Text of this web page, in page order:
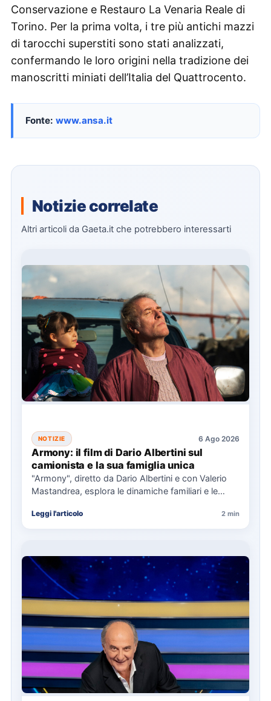
Conservazione e Restauro La Venaria Reale di
Torino. Per la prima volta, i tre più antichi mazzi
di tarocchi superstiti sono stati analizzati,
confermando le loro origini nella tradizione dei
manoscritti miniati dell’Italia del Quattrocento.
Fonte: www.ansa.it
Notizie correlate
Altri articoli da Gaeta.it che potrebbero interessarti
NOTIZIE 6 Ago 2026
Armony: il film di Dario Albertini sul
camionista e la sua famiglia unica
"Armony", diretto da Dario Albertini e con Valerio
Mastandrea, esplora le dinamiche familiari e le
Leggi l'articolo 2 min